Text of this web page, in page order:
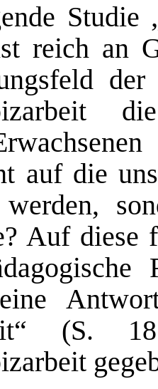
Studie
reich an
auf die
werden,
Auf
(S.